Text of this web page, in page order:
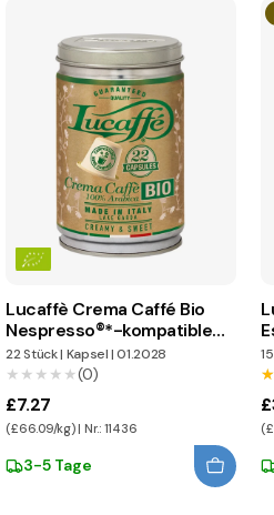
Lucaffè Crema Caffé Bio
Nespresso®*-kompatible
Kapseln
22 Stück| Kapsel|01.2028
★★★★★
★★★★★(0)
£7.27
(£66.09/kg) | Nr.: 11436
3-5 Tage